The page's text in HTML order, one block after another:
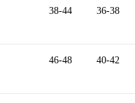
38-44 36-38
46-48 40-42